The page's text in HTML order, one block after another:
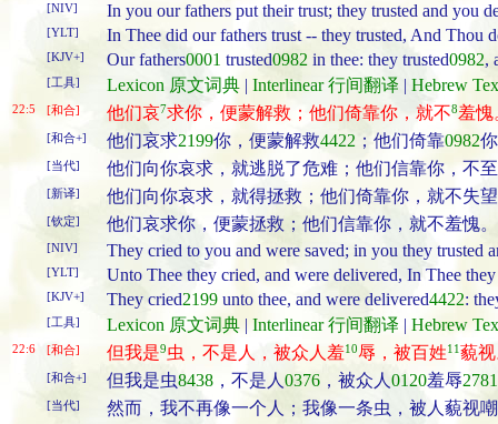
[NIV] In you our fathers put their trust; they trusted and you
[YLT] In Thee did our fathers trust -- they trusted, And Thou
[KJV+] Our fathers0001 trusted0982 in thee: they trusted0982,
[工具] Lexicon 原文词典 | Interlinear 行间翻译 | Hebrew
22:5 [和合] 他们哀7求你，便蒙解救；他们倚靠你，就不8羞愧
[和合+] 他们哀求2199你，便蒙解救4422 ；他们倚靠0982
[当代] 他们向你哀求，就逃脱了危难；他们信靠你，不
[新译] 他们向你哀求，就得拯救；他们倚靠你，就不失
[钦定] 他们哀求你，便蒙拯救；他们信靠你，就不羞愧。
[NIV] They cried to you and were saved; in you they trusted
[YLT] Unto Thee they cried, and were delivered, In Thee
[KJV+] They cried2199 unto thee, and were delivered4422:
[工具] Lexicon 原文词典 | Interlinear 行间翻译 | Hebrew
22:6 [和合] 但我是9虫，不是人，被众人羞10辱，被百姓11藐
[和合+] 但我是虫8438 ，不是人 0376 ，被众人 0120羞辱2781
[当代] 然而，我不再像一个人；我像一条虫，被人藐视